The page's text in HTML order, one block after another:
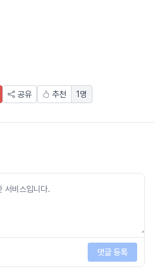
공유 추천 1 명
댓글 등록